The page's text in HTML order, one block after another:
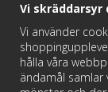
Här hittar
Vi
Vi skräddarsyr
Vi använder
hålla våra
ändamål samlar